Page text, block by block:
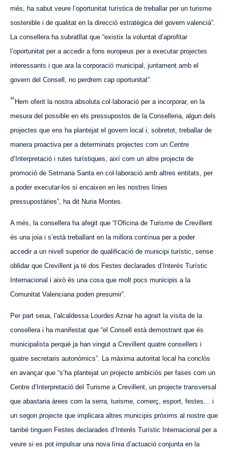
més, ha sabut veure l’oportunitat turística de treballar per un turisme
sostenible i de qualitat en la direcció estratègica del govern valencià”.
La consellera ha subratllat que “existix la voluntat d’aprofitar
l’oportunitat per a accedir a fons europeus per a executar projectes
interessants i que ara la corporació municipal, juntament amb el
govern del Consell, no perdrem cap oportunitat”.
“Hem oferit la nostra absoluta col·laboració per a incorporar, en la
mesura del possible en els pressupostos de la Conselleria, algun dels
projectes que ens ha plantejat el govern local i, sobretot, treballar de
manera proactiva per a determinats projectes com un Centre
d’Interpretació i rutes turístiques, així com un altre projecte de
promoció de Setmana Santa en col·laboració amb altres entitats, per
a poder executar-los si encaixen en les nostres línies
pressupostàries”, ha dit Nuria Montes.
A més, la consellera ha afegit que “l’Oficina de Turisme de Crevillent
és una joia i s’està treballant en la millora contínua per a poder
accedir a un nivell superior de qualificació de municipi turístic, sense
oblidar que Crevillent ja té dos Festes declarades d’Interés Turístic
Internacional i això és una cosa que molt pocs municipis a la
Comunitat Valenciana poden presumir”.
Per part seua, l’alcaldessa Lourdes Aznar ha agraït la visita de la
consellera i ha manifestat que “el Consell està demostrant que és
municipalista perquè ja han vingut a Crevillent quatre consellers i
quatre secretaris autonòmics”. La màxima autoritat local ha conclòs
en avançar que “s’ha plantejat un projecte ambiciós per fases com un
Centre d’Interpretació del Turisme a Crevillent, un projecte transversal
que abastaria àrees com la serra, turisme, comerç, esport, festes… i
un segon projecte que implicara altres municipis pròxims al nostre que
també tinguen Festes declarades d’Interés Turístic Internacional per a
veure si es pot impulsar una nova línia d’actuació conjunta en la